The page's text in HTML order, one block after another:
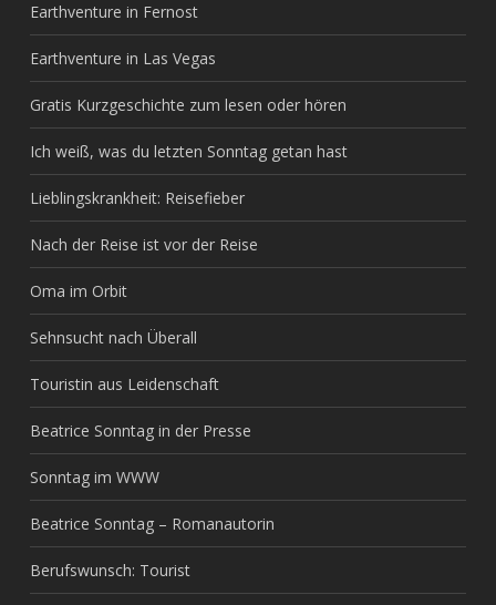
Earthventure in Fernost
Earthventure in Las Vegas
Gratis Kurzgeschichte zum lesen oder hören
Ich weiß, was du letzten Sonntag getan hast
Lieblingskrankheit: Reisefieber
Nach der Reise ist vor der Reise
Oma im Orbit
Sehnsucht nach Überall
Touristin aus Leidenschaft
Beatrice Sonntag in der Presse
Sonntag im WWW
Beatrice Sonntag – Romanautorin
Berufswunsch: Tourist